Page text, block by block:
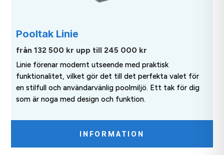
Pooltak Linie
från 132 500 kr upp till 245 000 kr
Linie förenar modernt utseende med praktisk
funktionalitet, vilket gör det till det perfekta valet för
en stilfull och användarvänlig poolmiljö. Ett tak för dig
som är noga med design och funktion.
INFORMATION